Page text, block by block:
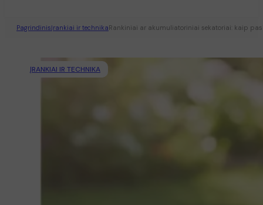
PagrindinisĮrankiai ir technikaRankiniai ar akumuliatoriniai sekatoriai: kaip
ĮRANKIAI IR TECHNIKA